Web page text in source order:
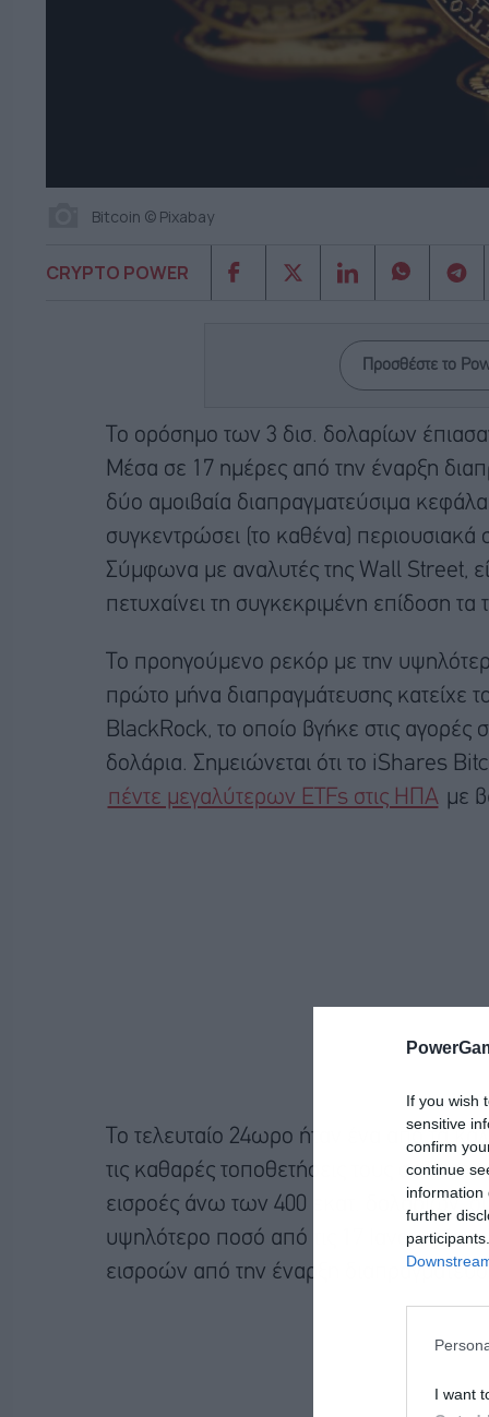
If you wish
sensitive
confirm
continue
information
further
I want
Bitcoin © Pixabay
CRYPTO POWER
Προσθέστε το
Το ορόσημο των 3 δισ. δολαρίων
Μέσα σε 17 ημέρες από την έναρξη
δύο αμοιβαία διαπραγματεύσιμα
συγκεντρώσει (το καθένα) περιουσιακά
Σύμφωνα με αναλυτές της Wall Street,
πετυχαίνει τη συγκεκριμένη επίδοση τα
Το προηγούμενο ρεκόρ με την
πρώτο μήνα διαπραγμάτευσης
BlackRock, το οποίο βγήκε στις αγορές
δολάρια. Σημειώνεται ότι το iShares
πέντε μεγαλύτερων ETFs στις ΗΠΑ με
Το τελευταίο 24ωρο ήταν ένα από τα
τις καθαρές τοποθετήσεις τους σε
εισροές άνω των 400 εκατ. δολαρίων,
υψηλότερο ποσό από τις 17 Ιανουαρίου.
εισροών από την έναρξη